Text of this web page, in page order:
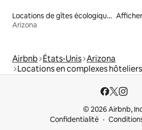
Locations de gîtes écologiques
Arizona
Airbnb États-Unis Arizona
Locations en complexes hôteliers
© 2026 Airbnb,
Confidentialité